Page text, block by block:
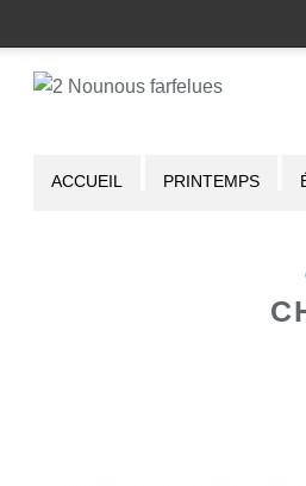
ACCUEIL PRINTEMPS